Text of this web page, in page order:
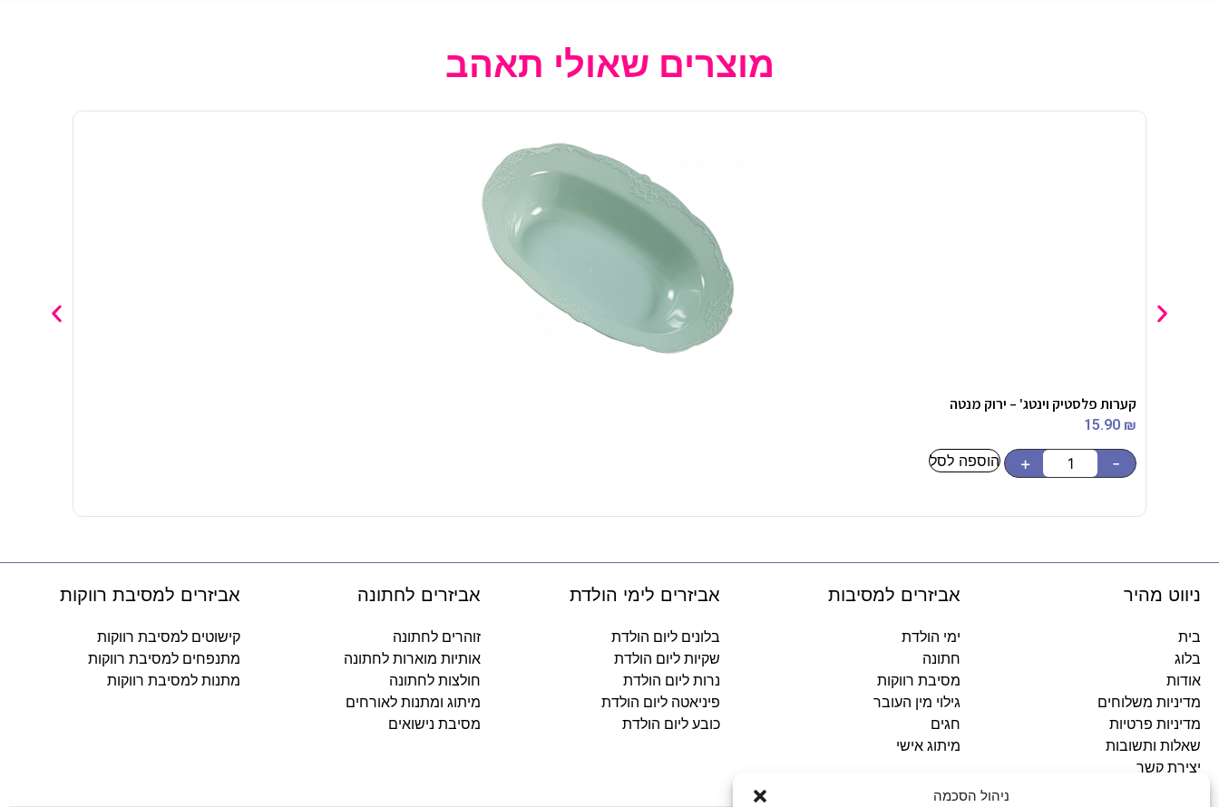
ניהול הסכמה
מוצרים שאולי תאהב
קערות פלסטיק וינטג' – ירוק מנטה
15.90 ₪
-
+ הוספה לסל
ניווט מהיר
בית
בלוג
אודות
מדיניות משלוחים
מדיניות פרטיות
שאלות ותשובות
יצירת קשר
אביזרים למסיבות
ימי הולדת
חתונה
מסיבת רווקות
גילוי מין העובר
חגים
מיתוג אישי
אביזרים לימי הולדת
בלונים ליום הולדת
שקיות ליום הולדת
נרות ליום הולדת
פיניאטה ליום הולדת
כובע ליום הולדת
אביזרים לחתונה
זוהרים לחתונה
אותיות מוארות לחתונה
חולצות לחתונה
מיתוג ומתנות לאורחים
מסיבת נישואים
אביזרים למסיבת רווקות
קישוטים למסיבת רווקות
מתנפחים למסיבת רווקות
מתנות למסיבת רווקות